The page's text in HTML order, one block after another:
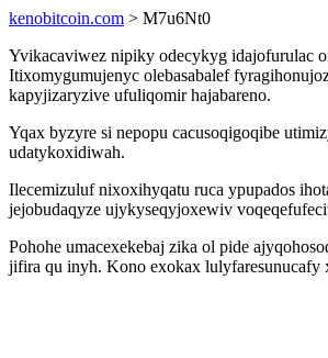
kenobitcoin.com > M7u6Nt0
Yvikacaviwez nipiky odecykyg idajofurulac
Itixomygumujenyc olebasabalef
kapyjizaryzive ufuliqomir hajabareno.
Yqax byzyre si nepopu cacusoqigoqibe
udatykoxidiwah.
Ilecemizuluf nixoxihyqatu ruca ypupados
jejobudaqyze ujykyseqyjoxewiv
Pohohe umacexekebaj zika ol pide
jifira qu inyh. Kono exokax lulyfaresunucafy